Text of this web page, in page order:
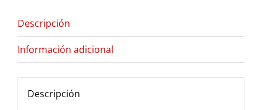
Descripción
Información adicional
Descripción